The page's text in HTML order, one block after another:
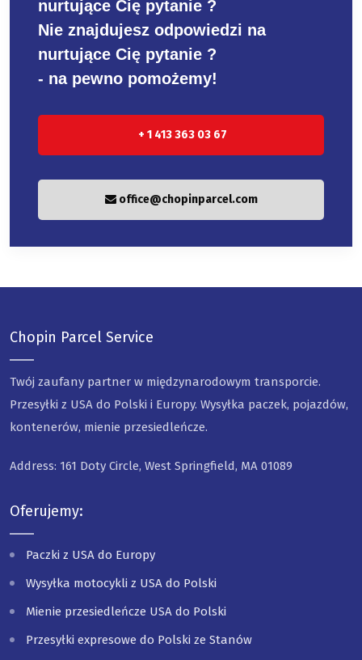
nurtujące Cię pytanie ?
Nie znajdujesz odpowiedzi na
nurtujące Cię pytanie ?
- na pewno pomożemy!
+ 1 413 363 03 67
office@chopinparcel.com
Chopin Parcel Service
Twój zaufany partner w międzynarodowym transporcie.
Przesyłki z USA do Polski i Europy. Wysyłka paczek, pojazdów,
kontenerów, mienie przesiedleńcze.
Address: 161 Doty Circle, West Springfield, MA 01089
Oferujemy:
Paczki z USA do Europy
Wysyłka motocykli z USA do Polski
Mienie przesiedleńcze USA do Polski
Przesyłki expresowe do Polski ze Stanów